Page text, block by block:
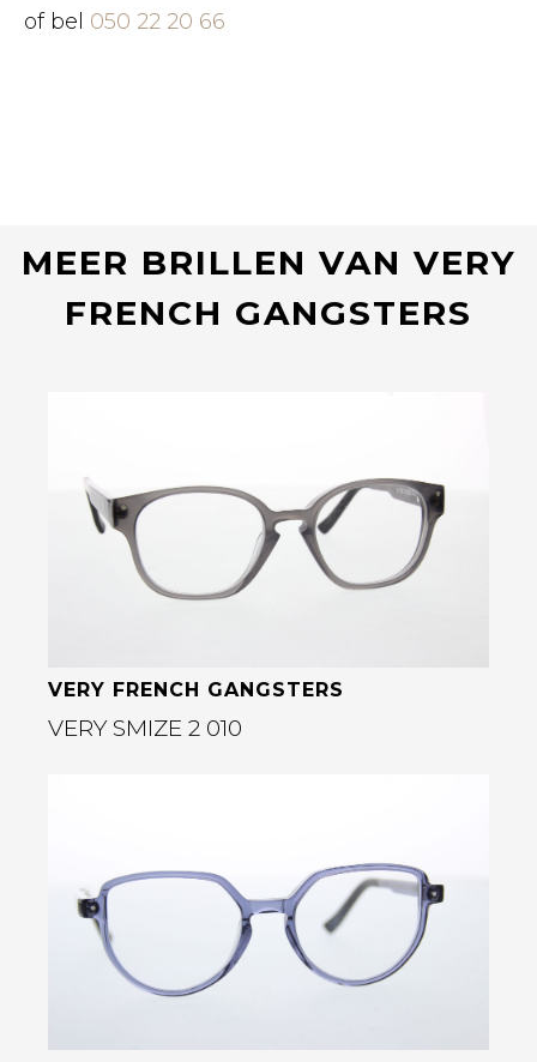
of bel 050 22 20 66
MEER BRILLEN VAN VERY
FRENCH GANGSTERS
VERY FRENCH GANGSTERS
VERY SMIZE 2 010